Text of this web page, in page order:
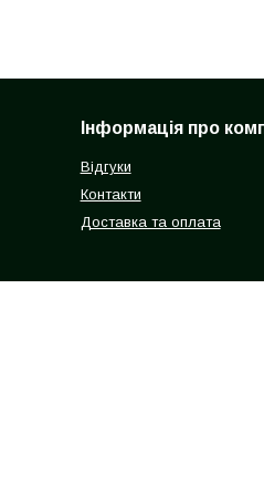
Інформація про
Відгуки
Контакти
Доставка та оплата